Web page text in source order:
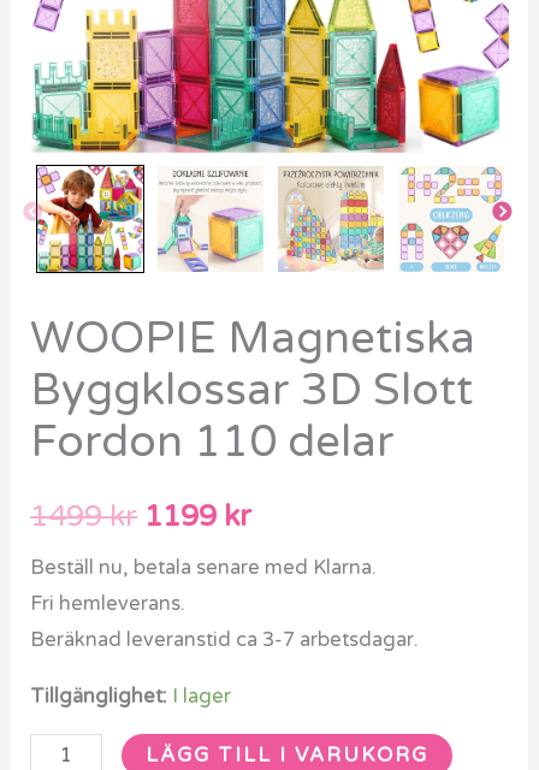
WOOPIE Magnetiska
Byggklossar 3D Slott
Fordon 110 delar
1499kr 1199 kr
Beställ nu, betala senare med Klarna.
Fri hemleverans.
Beräknad leveranstid ca 3-7 arbetsdagar.
Tillgänglighet: I lager
LÄGG TILL I VARUKORG